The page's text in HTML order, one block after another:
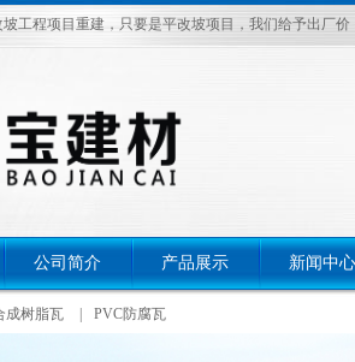
工程项目重建，只要是平改坡项目，我们给予出厂价
公司简介 产品展示 新闻中心
成树脂瓦 PVC防腐瓦